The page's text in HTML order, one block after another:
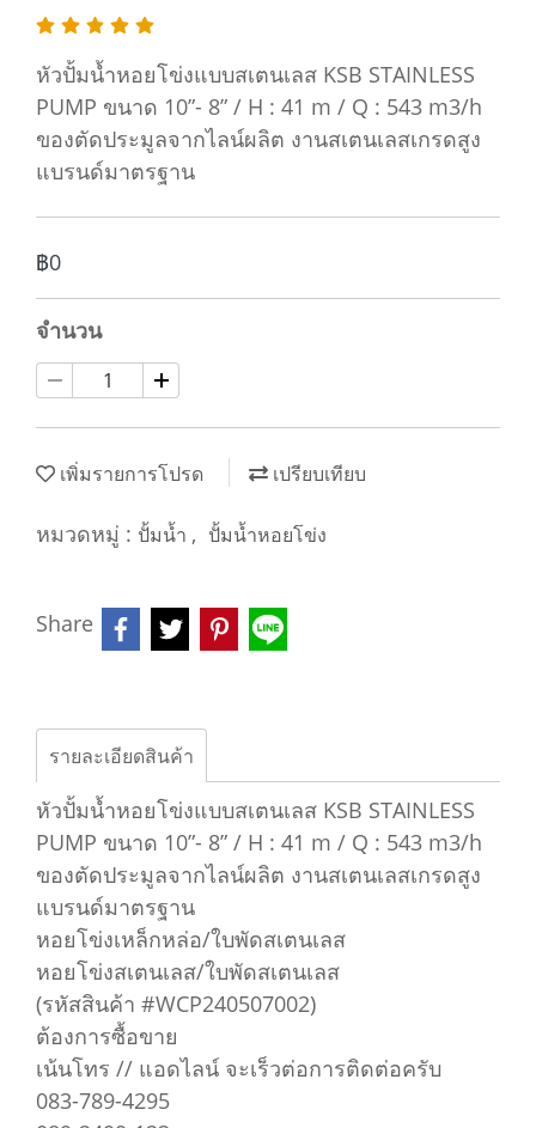
หัวปั้มน้ำหอยโข่งแบบสเตนเลส KSB STAINLESS
PUMP ขนาด 10”- 8” / H : 41 m / Q : 543 m3/h
ของตัดประมูลจากไลน์ผลิต งานสเตนเลสเกรดสูง
แบรนด์มาตรฐาน
฿0
จำนวน
เพิ่มรายการโปรด เปรียบเทียบ
หมวดหมู่ : ปั้มน้ำ , ปั้มน้ำหอยโข่ง
Share
รายละเอียดสินค้า
หัวปั้มน้ำหอยโข่งแบบสเตนเลส KSB STAINLESS
PUMP ขนาด 10”- 8” / H : 41 m / Q : 543 m3/h
ของตัดประมูลจากไลน์ผลิต งานสเตนเลสเกรดสูง
แบรนด์มาตรฐาน
หอยโข่งเหล็กหล่อ/ใบพัดสเตนเลส
หอยโข่งสเตนเลส/ใบพัดสเตนเลส
(รหัสสินค้า #WCP240507002)
ต้องการซื้อขาย
เน้นโทร // แอดไลน์ จะเร็วต่อการติดต่อครับ
083-789-4295